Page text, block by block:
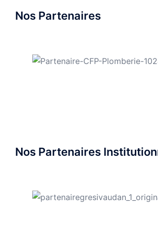
Nos Partenaires
Nos Partenaires